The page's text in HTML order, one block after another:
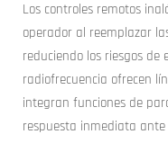
Los controles remotos
operador al reemplazar
reduciendo los riesgos de
radiofrecuencia ofrecen
integran funciones de
respuesta inmediata ante